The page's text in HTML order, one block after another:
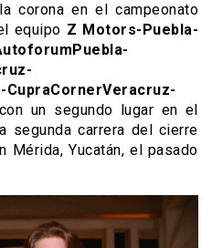
corona en el campeonato
equipo Z Motors-Puebla-
CupraCornerVeracruz-
con un segundo lugar en el
segunda carrera del cierre
Mérida, Yucatán, el pasado